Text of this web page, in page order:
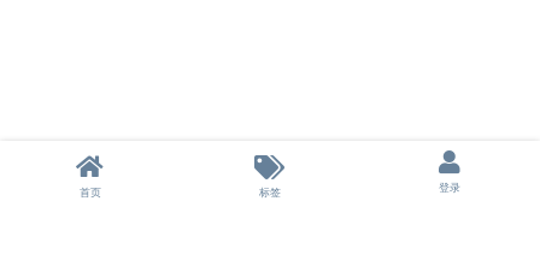
首页 标签 登录